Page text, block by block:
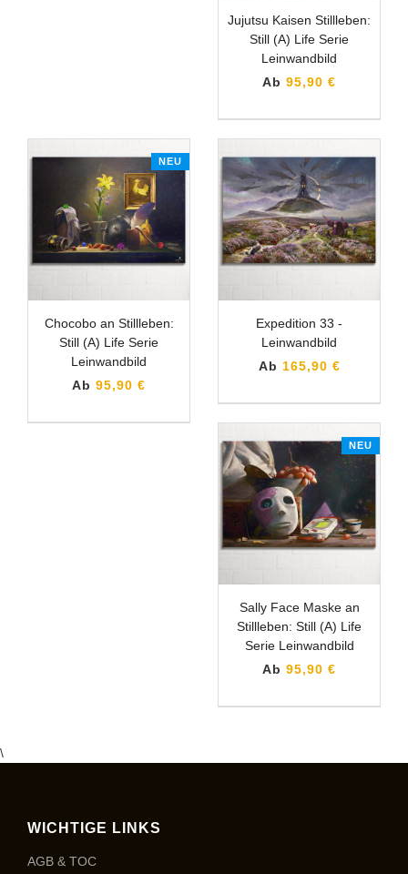
Jujutsu Kaisen Stillleben:
Still (A) Life Serie
Leinwandbild
Ab 95,90 €
NEU
Chocobo an Stillleben:
Still (A) Life Serie
Leinwandbild
Ab 95,90 €
Expedition 33 -
Leinwandbild
Ab 165,90 €
NEU
Sally Face Maske an
Stillleben: Still (A) Life
Serie Leinwandbild
Ab 95,90 €
\
WICHTIGE LINKS
AGB & TOC